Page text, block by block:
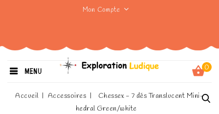
Mon Compte
0
MENU
Accueil Accessoires
Chessex - 7 dés Translucent Mini-
hedral Green/white